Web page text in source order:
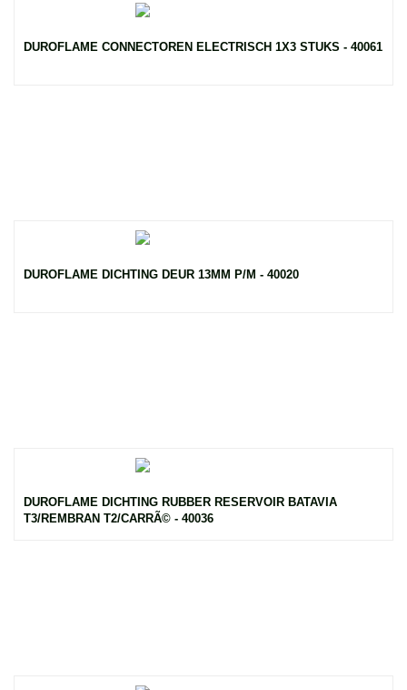
DUROFLAME CONNECTOREN ELECTRISCH 1X3 STUKS - 40061
DUROFLAME DICHTING DEUR 13MM P/M - 40020
DUROFLAME DICHTING RUBBER RESERVOIR BATAVIA
T3/REMBRAN T2/CARRÃ© - 40036